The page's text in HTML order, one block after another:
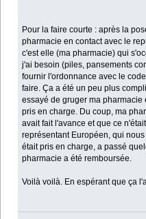
Pour la faire courte : après la
pharmacie en contact avec le
c'est elle (ma pharmacie) qui
j'ai besoin (piles, pansements
fournir l'ordonnance avec le
faire. Ça a été un peu plus
essayé de gruger ma
pris en charge. Du coup, ma
avait fait l'avance et que ce
représentant Européen, qui
était pris en charge, a passé
pharmacie a été remboursée.
Voilà voilà. En espérant que ça